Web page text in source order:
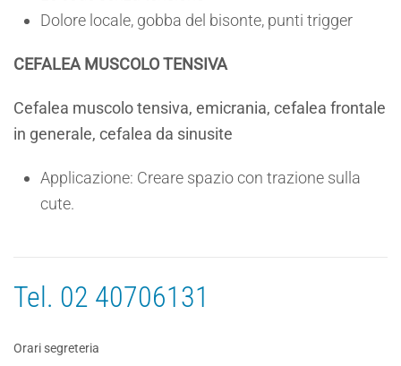
Dolore locale, gobba del bisonte, punti trigger
CEFALEA MUSCOLO TENSIVA
Cefalea muscolo tensiva, emicrania, cefalea frontale
in generale, cefalea da sinusite
Applicazione: Creare spazio con trazione sulla
cute.
Tel. 02 40706131
Orari segreteria